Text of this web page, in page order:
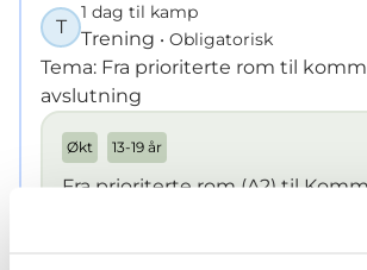
T
1 dag til kamp
Trening • Obligatorisk
Tema: Fra prioriterte rom til
avslutning
Økt 13-19 år
Fra prioriterte rom (A2) til